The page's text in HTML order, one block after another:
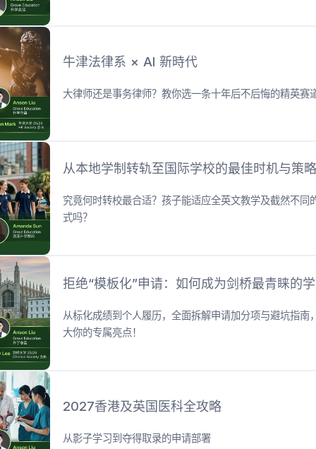
牛津法律系 × AI 新時代
大律师还是事务律师？教你选一条十年后不后悔的精英赛
从本地学制转轨至国际学校的最佳时机与策略
究竟何时转校最合适？孩子能适应全英文教学及截然不同
式吗？
拒绝“模板化”申请：如何成为剑桥最青睐的
从标化成绩到个人履历，全面拆解申请加分项与避坑指南
大你的专属亮点！
2027香港及英国医科全攻略
从影子学习到夺得取录的申请部署